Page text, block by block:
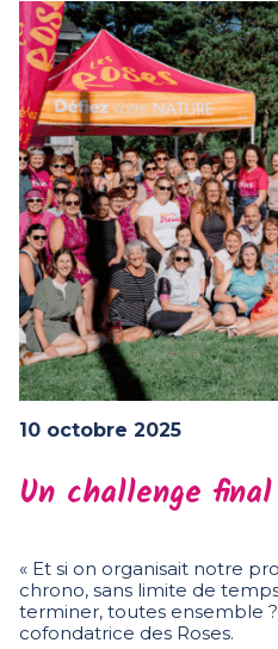
10 octobre 2025
Un challenge
« Et si on organisait notre
chrono, sans limite de
terminer, toutes ensemble ?
cofondatrice des Roses.